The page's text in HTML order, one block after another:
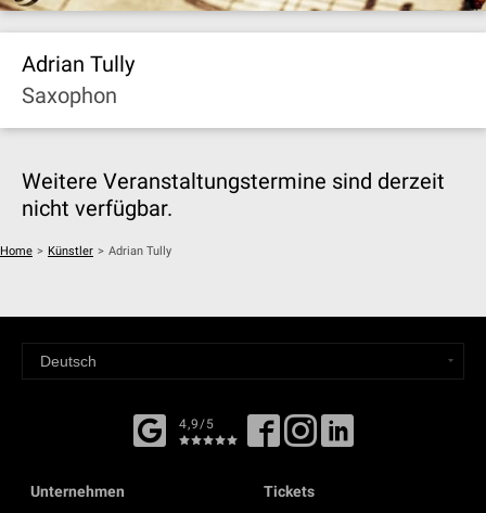
Adrian Tully
Saxophon
Weitere Veranstaltungstermine sind derzeit
nicht verfügbar.
Home > Künstler > Adrian Tully
4,9/5
Unternehmen Tickets